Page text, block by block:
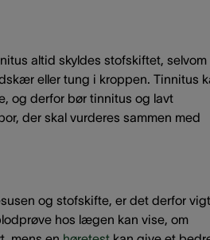
altid skyldes stofskiftet, selvom
eller tung i kroppen. Tinnitus
og derfor bør tinnitus og lavt
der skal vurderes sammen med
og stofskifte, er det derfor
hos lægen kan vise, om